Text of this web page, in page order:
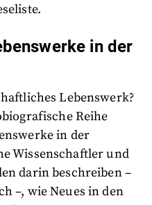
in der
Lebenswerk?
Reihe
in der
Wissenschaftler und
darin beschreiben –
–, wie Neues in den